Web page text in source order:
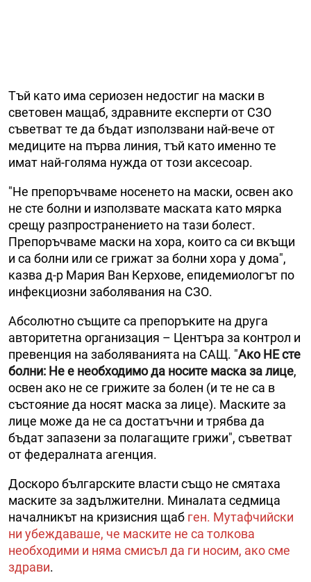
Тъй като има сериозен недостиг на маски в
световен мащаб, здравните експерти от СЗО
съветват те да бъдат използвани най-вече от
медиците на първа линия, тъй като именно те
имат най-голяма нужда от този аксесоар.
"Не препоръчваме носенето на маски, освен ако
не сте болни и използвате маската като мярка
срещу разпространението на тази болест.
Препоръчваме маски на хора, които са си вкъщи
и са болни или се грижат за болни хора у дома",
казва д-р Мария Ван Керхове, епидемиологът по
инфекциозни заболявания на СЗО.
Абсолютно същите са препоръките на друга
авторитетна организация – Центъра за контрол и
превенция на заболяванията на САЩ. "Ако НЕ сте
болни: Не е необходимо да носите маска за лице,
освен ако не се грижите за болен (и те не са в
състояние да носят маска за лице). Маските за
лице може да не са достатъчни и трябва да
бъдат запазени за полагащите грижи", съветват
от федералната агенция.
Доскоро българските власти също не смятаха
маските за задължителни. Миналата седмица
началникът на кризисния щаб ген. Мутафчийски
ни убеждаваше, че маските не са толкова
необходими и няма смисъл да ги носим, ако сме
здрави.